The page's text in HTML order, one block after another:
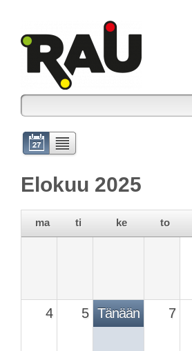
Elokuu 2025
ma ti ke to
4 5 Tänään 7